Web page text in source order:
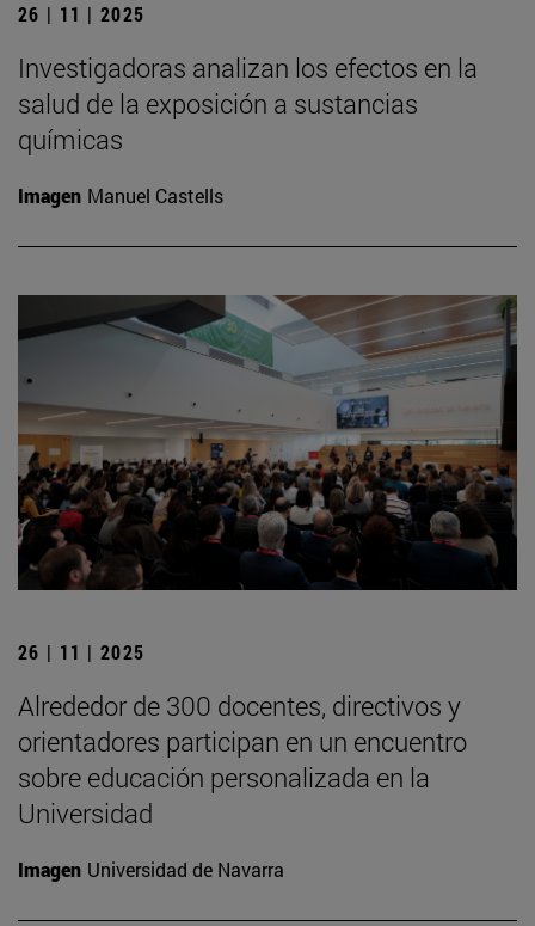
26 | 11 | 2025
Investigadoras analizan los efectos en la
salud de la exposición a sustancias
químicas
Imagen Manuel Castells
26 | 11 | 2025
Alrededor de 300 docentes, directivos y
orientadores participan en un encuentro
sobre educación personalizada en la
Universidad
Imagen Universidad de Navarra